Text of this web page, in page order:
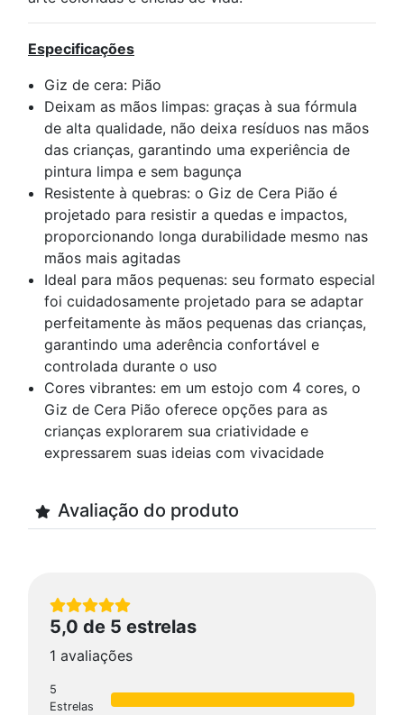
Especificações
Giz de cera: Pião
Deixam as mãos limpas: graças à sua fórmula
de alta qualidade, não deixa resíduos nas mãos
das crianças, garantindo uma experiência de
pintura limpa e sem bagunça
Resistente à quebras: o Giz de Cera Pião é
projetado para resistir a quedas e impactos,
proporcionando longa durabilidade mesmo nas
mãos mais agitadas
Ideal para mãos pequenas: seu formato especial
foi cuidadosamente projetado para se adaptar
perfeitamente às mãos pequenas das crianças,
garantindo uma aderência confortável e
controlada durante o uso
Cores vibrantes: em um estojo com 4 cores, o
Giz de Cera Pião oferece opções para as
crianças explorarem sua criatividade e
expressarem suas ideias com vivacidade
Avaliação do produto
5,0 de 5 estrelas
1 avaliações
5
Estrelas